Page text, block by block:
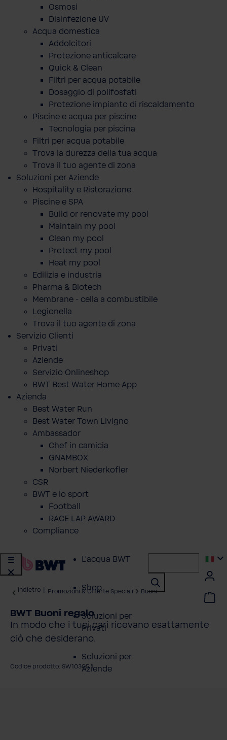
Osmosi
Disinfezione UV
Acqua domestica
Addolcitori
Protezione anticalcare
Quick & Clean
Filtri per acqua potabile
Dosaggio di polifosfati
Protezione impianto di riscaldamento
Piscine e acqua per piscine
Tecnologia per piscina
Filtri per acqua potabile
Trova la durezza della tua acqua
Trova il tuo agente di zona
Soluzioni per Aziende
Hospitality e Ristorazione
Piscine e SPA
Build or renovate my pool
Maintain my pool
Clean my pool
Protect my pool
Heat my pool
Edilizia e industria
Pharma & Biotech
Membrane - cella a combustibile
Legionella
Trova il tuo agente di zona
Servizio Clienti
Privati
Aziende
Servizio Onlineshop
BWT Best Water Home App
Azienda
Best Water Run
Best Water Town Livigno
Ambassador
Chef in camicia
GNAMBOX
Norbert Niederkofler
CSR
BWT e lo sport
Football
RACE LAP AWARD
Compliance
L'acqua BWT
Shop
Soluzioni per
Privati
Soluzioni per
Aziende
indietro Promozioni & Offerte Speciali Buoni
BWT Buoni regalo
In modo che i tuoi cari ricevano esattamente
ciò che desiderano.
Codice prodotto: SW10305.1